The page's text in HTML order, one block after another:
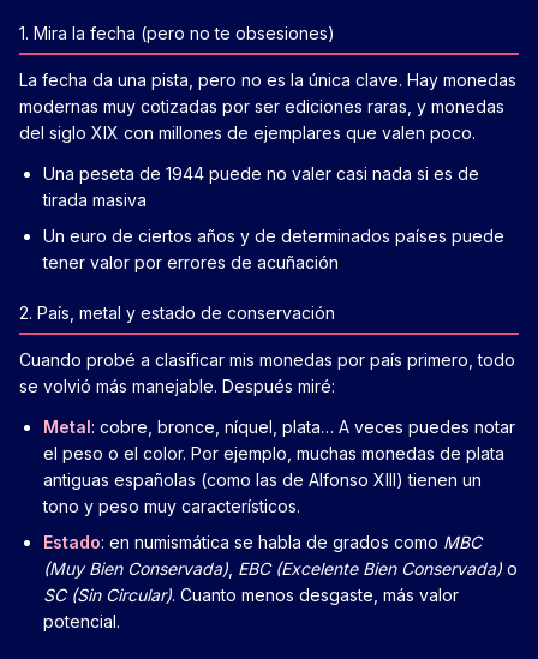
1. Mira la fecha (pero no te obsesiones)
La fecha da una pista, pero no es la única clave. Hay monedas
modernas muy cotizadas por ser ediciones raras, y monedas
del siglo XIX con millones de ejemplares que valen poco.
Una peseta de 1944 puede no valer casi nada si es de
tirada masiva
Un euro de ciertos años y de determinados países puede
tener valor por errores de acuñación
2. País, metal y estado de conservación
Cuando probé a clasificar mis monedas por país primero, todo
se volvió más manejable. Después miré:
Metal: cobre, bronce, níquel, plata… A veces puedes notar
el peso o el color. Por ejemplo, muchas monedas de plata
antiguas españolas (como las de Alfonso XIII) tienen un
tono y peso muy característicos.
Estado: en numismática se habla de grados como MBC
(Muy Bien Conservada) EBC (Excelente Bien Conservada) o
SC (Sin Circular). Cuanto menos desgaste, más valor
potencial.